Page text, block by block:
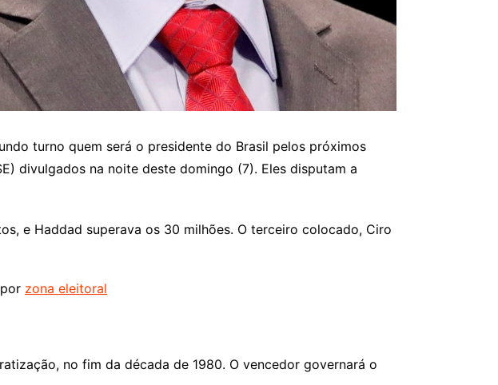
turno quem será o presidente do Brasil pelos próximos
divulgados na noite deste domingo (7). Eles disputam a
e Haddad superava os 30 milhões. O terceiro colocado, Ciro
zona eleitoral
no fim da década de 1980. O vencedor governará o